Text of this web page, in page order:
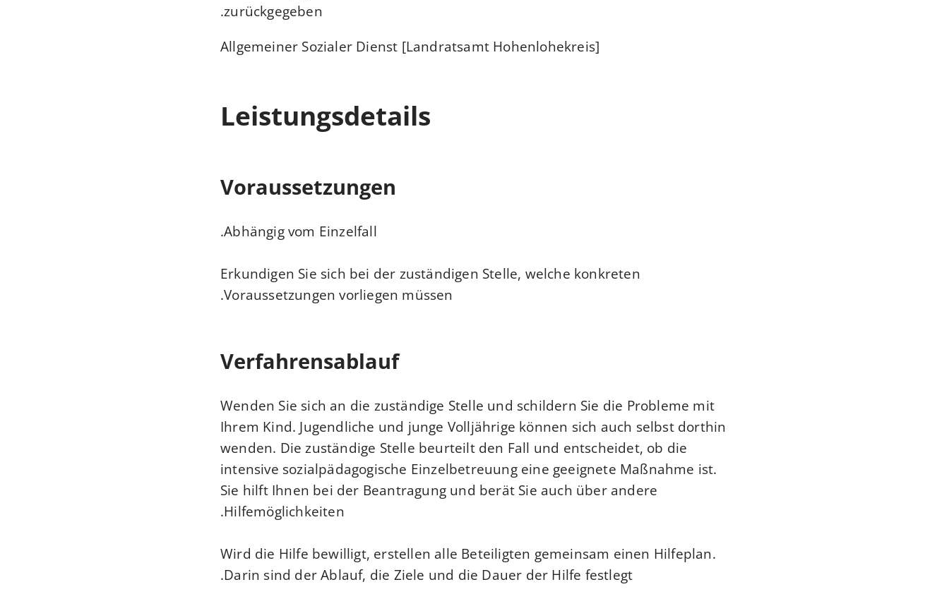
zurückgegeben.
Allgemeiner Sozialer Dienst [Landratsamt Hohenlohekreis]
Leistungsdetails
Voraussetzungen
Abhängig vom Einzelfall.
Erkundigen Sie sich bei der zuständigen Stelle, welche konkreten
Voraussetzungen vorliegen müssen.
Verfahrensablauf
Wenden Sie sich an die zuständige Stelle und schildern Sie die Probleme mit
Ihrem Kind. Jugendliche und junge Volljährige können sich auch selbst dorthin
wenden. Die zuständige Stelle beurteilt den Fall und entscheidet, ob die
intensive sozialpädagogische Einzelbetreuung eine geeignete Maßnahme ist.
Sie hilft Ihnen bei der Beantragung und berät Sie auch über andere
Hilfemöglichkeiten.
Wird die Hilfe bewilligt, erstellen alle Beteiligten gemeinsam einen Hilfeplan.
Darin sind der Ablauf, die Ziele und die Dauer der Hilfe festlegt.